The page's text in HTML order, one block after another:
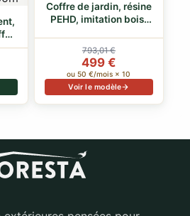
Coffre de jardin, résine
PEHD, imitation bois,
793,01 €
499 €
ou 50 €/mois × 10
Voir le modèle